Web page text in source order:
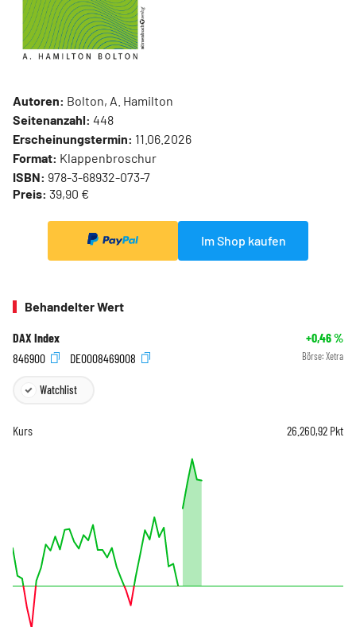
Autoren: Bolton, A. Hamilton
Seitenanzahl: 448
Erscheinungstermin: 11.06.2026
Format: Klappenbroschur
ISBN: 978-3-68932-073-7
Preis: 39,90 €
Im Shop kaufen
Behandelter Wert
DAX Index +0,46%
846900
DE0008469008 Börse: Xetra
Watchlist
Kurs 26.260,92 Pkt